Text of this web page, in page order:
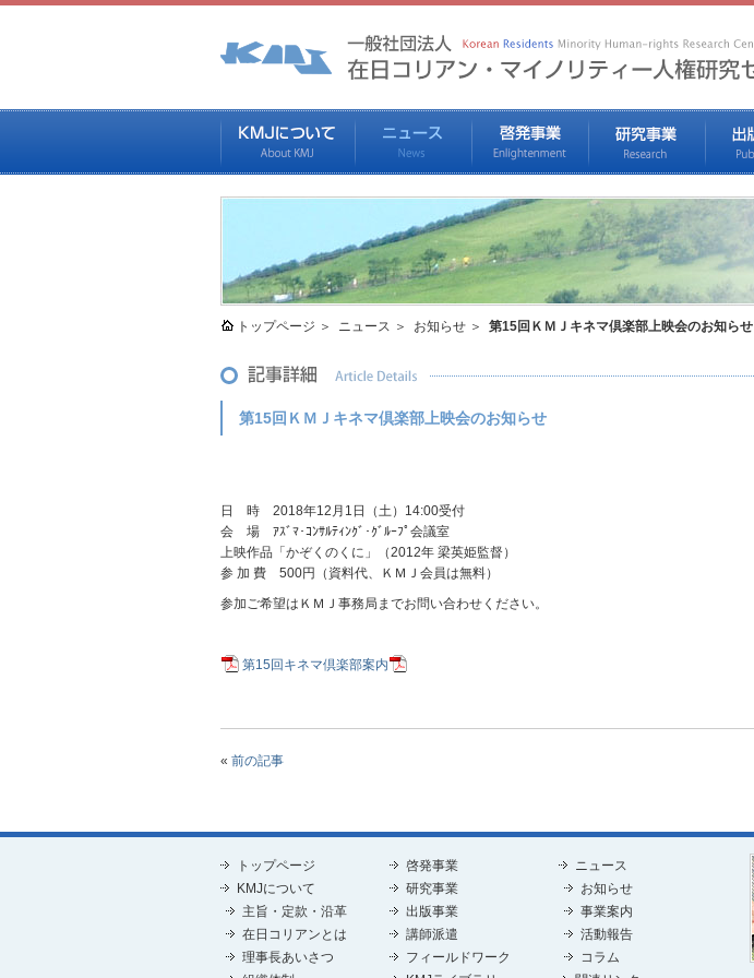
トップページ ニュース お知らせ 第15回ＫＭＪキネマ倶楽部上映会のお知らせ
第15回ＫＭＪキネマ倶楽部上映会のお知らせ
日 時 2018年12月1日（土）14:00受付
会 場 ｱｽﾞﾏ･ｺﾝｻﾙﾃｨﾝｸﾞ･ｸﾞﾙｰﾌﾟ会議室
上映作品「かぞくのくに」（2012年 梁英姫監督）
参 加 費 500円（資料代、ＫＭＪ会員は無料）
参加ご希望はＫＭＪ事務局までお問い合わせください。
第15回キネマ倶楽部案内
« 前の記事
トップページ
KMJについて
主旨・定款・沿革
在日コリアンとは
理事長あいさつ
啓発事業
研究事業
出版事業
講師派遣
フィールドワーク
ニュース
お知らせ
事業案内
活動報告
コラム